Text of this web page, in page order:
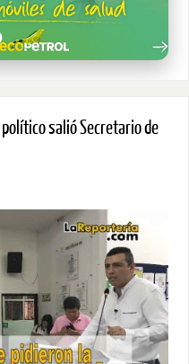
salió Secretario de